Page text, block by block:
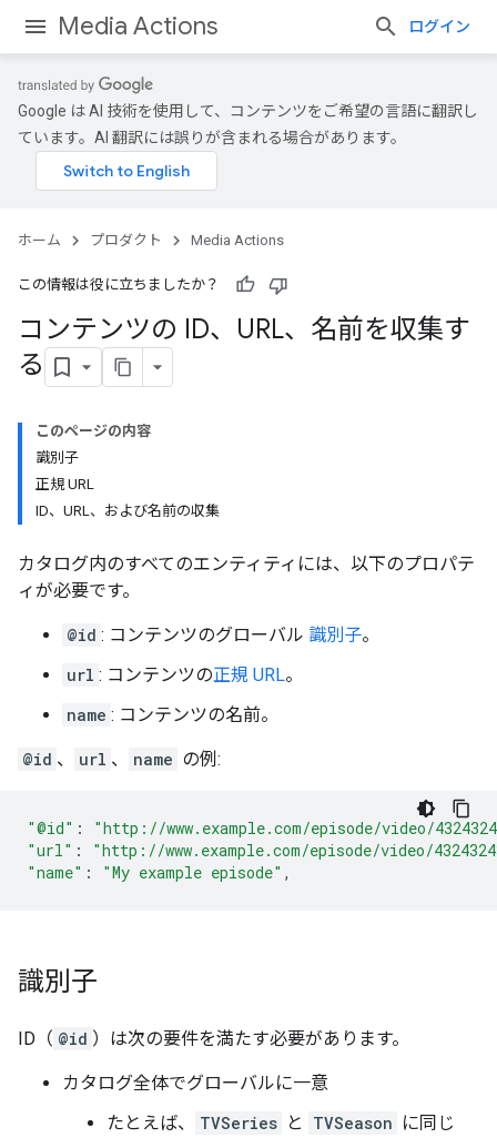
Media Actions ログイン
Google は AI 技術を使用して、コンテンツをご希望の言語に翻訳し
ています。AI 翻訳には誤りが含まれる場合があります。
ホーム プロダクト Media Actions
この情報は役に立ちましたか？
コンテンツの ID、URL、名前を収集す
る
このページの内容
識別子
正規 URL
ID、URL、および名前の収集
カタログ内のすべてのエンティティには、以下のプロパテ
ィが必要です。
@id : コンテンツのグローバル 識別子。
url : コンテンツの正規 URL。
name : コンテンツの名前。
@id 、 url 、 name の例:
"@id" :
"http://www.example.com/episode/video/
"url" :
"http://www.example.com/episode/video/
"name" : "My example episode" ,
識別子
ID（ @id ）は次の要件を満たす必要があります。
カタログ全体でグローバルに一意
たとえば、
TVSeries と TVSeason に同じ